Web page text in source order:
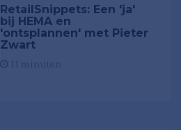
RetailSnippets: Een 'ja'
bij HEMA en
'ontsplannen' met Pieter
Zwart